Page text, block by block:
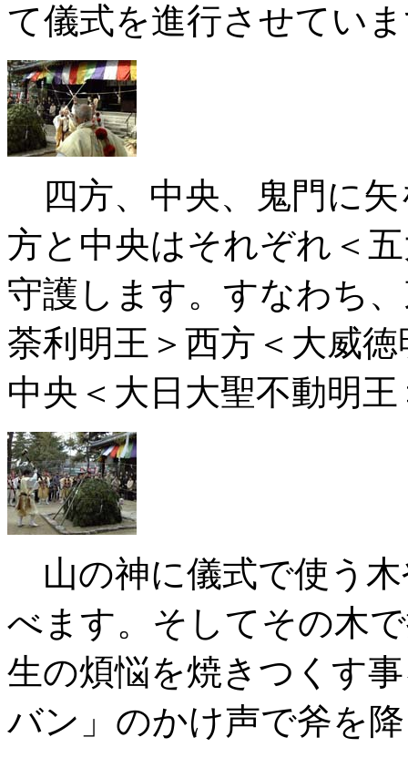
て儀式を進行させてい
四方、中央、鬼門に
方と中央はそれぞれ＜
守護します。すなわち
荼利明王＞西方＜大威
中央＜大日大聖不動明
山の神に儀式で使う
べます。そしてその木
生の煩悩を焼きつくす
バン」のかけ声で斧を